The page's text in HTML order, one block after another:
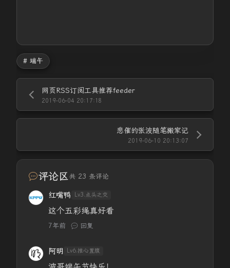
# 端午
网页RSS订阅工具推荐feeder
2019-06-04 20:17:18
悲催的张波随笔搬家记
2019-06-10 20:13:07
评论区共 23 条评论
红嘴鸭 Lv3.点头之交
这个五彩绳真好看
7年前 回复
阿明 Lv6.推心置腹